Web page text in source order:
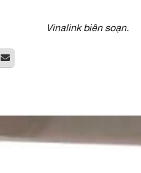
Vinalink biên soạn.